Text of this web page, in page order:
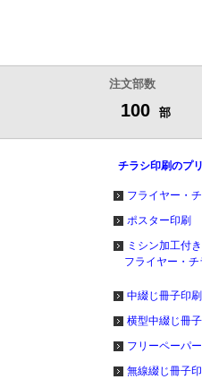
注文部数
100 部
チラシ印刷のプ
フライヤー・
ポスター印刷
ミシン加工付き
フライヤー・チ
中綴じ冊子印刷
横型中綴じ冊
フリーペーパ
無線綴じ冊子